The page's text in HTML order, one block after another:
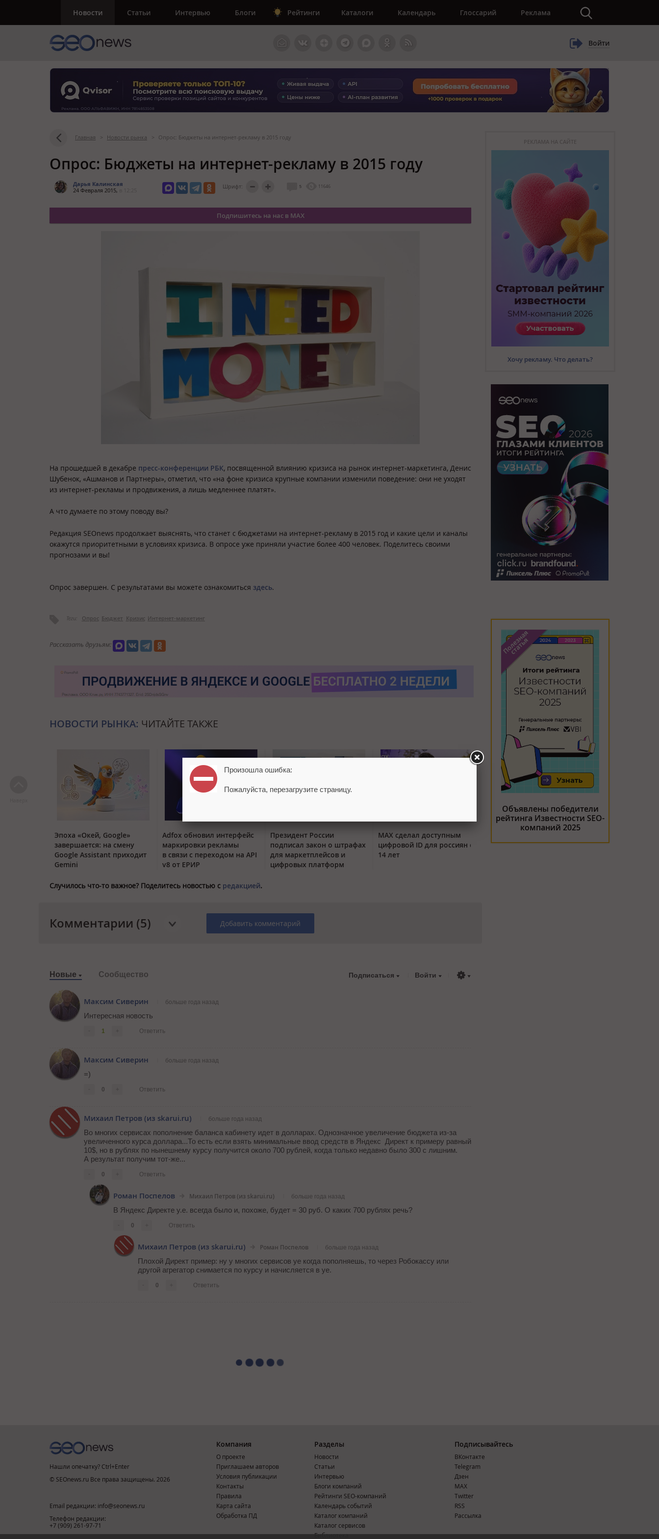
Новости Статьи Интервью Блоги Рейтинги Каталоги Календарь Глоссарий Реклама
Войти
Главная > Новости рынка > Опрос: Бюджеты на интернет-рекламу в 2015 году
Опрос: Бюджеты на интернет-рекламу в 2015 году
Дарья Калинская
24 Февраля 2015,
Шрифт: 5 11646
Подпишитесь на нас в MAX
На прошедшей в декабре пресс-конференции РБК, посвященной влиянию кризиса на рынок интернет-маркетинга, Денис
Шубенок, «Ашманов и Партнеры», отметил, что «на фоне кризиса крупные компании изменили поведение: они не уходят
из интернет-рекламы и продвижения, а лишь медленнее платят».
А что думаете по этому поводу вы?
Редакция SEOnews продолжает выяснять, что станет с бюджетами на интернет-рекламу в 2015 год и какие цели и каналы
окажутся приоритетными в условиях кризиса. В опросе уже приняли участие более 400 человек. Поделитесь своими
прогнозами и вы!
Опрос завершен. С результатами вы можете ознакомиться здесь.
Теги: Опрос Бюджет Кризис Интернет-маркетинг
Рассказать друзьям:
НОВОСТИ РЫНКА: ЧИТАЙТЕ ТАКЖЕ
Эпоха «Окей, Google»
завершается: на смену
Google Assistant приходит
Gemini
Adfox обновил интерфейс
маркировки рекламы
в связи с переходом на API
v8 от ЕРИР
Президент России
подписал закон о штрафах
для маркетплейсов и
цифровых платформ
MAX сделал доступным
цифровой ID для россиян с
14 лет
Случилось что-то важное? Поделитесь новостью с редакцией.
Комментарии (5) Добавить комментарий
Новые Сообщество Подписаться Войти
Максим Сиверин больше года назад
Интересная новость
1 Ответить
Максим Сиверин больше года назад
=)
0 Ответить
Михаил Петров (из skarui.ru) больше года назад
Во многих сервисах пополнение баланса кабинету идет в долларах. Однозначное увеличение бюджета из-за
увеличенного курса доллара...То есть если взять минимальные ввод средств в Яндекс Директ к примеру равный
10$, но в рублях по нынешнему курсу получится около 700 рублей, когда только недавно было 300 с лишним.
А результат получим тот-же...
0 Ответить
Роман Поспелов Михаил Петров (из skarui.ru) больше года назад
В Яндекс Директе y.e. всегда было и, похоже, будет = 30 руб. О каких 700 рублях речь?
0 Ответить
Михаил Петров (из skarui.ru) Роман Поспелов больше года назад
Плохой Директ пример: ну у многих сервисов уе когда пополняешь, то через Робокассу или
другой агрегатор снимается по курсу и начисляется в уе.
0 Ответить
РЕКЛАМА НА САЙТЕ
Хочу рекламу. Что делать?
Объявлены победители
рейтинга Известности SEO-
компаний 2025
Нашли опечатку? Ctrl+Enter
© SEOnews.ru Все права защищены. 2026
Email редакции: info@seonews.ru
Телефон редакции:
+7 (909) 261-97-71
Компания
О проекте
Приглашаем авторов
Условия публикации
Контакты
Правила
Карта сайта
Обработка ПД
Разделы
Новости
Статьи
Интервью
Блоги компаний
Рейтинги SEO-компаний
Календарь событий
Каталог компаний
Каталог сервисов
Библиотека
Подписывайтесь
ВКонтакте
Telegram
Дзен
MAX
Тwitter
RSS
Рассылка
Произошла ошибка:
Пожалуйста, перезагрузите страницу.